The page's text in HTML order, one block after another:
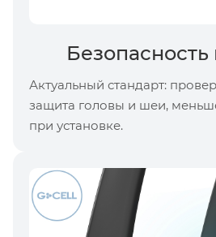
Безопасность
Актуальный стандарт:
защита головы и шеи,
при установке.